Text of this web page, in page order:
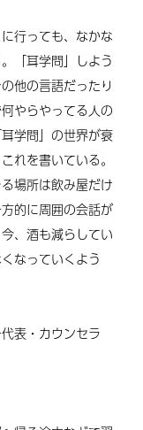
行っても、なかな
「耳学問」しよう
他の言語だったり
やらやってる人の
学問」の世界が衰
れを書いている。
場所は飲み屋だけ
的に周囲の会話が
、酒も減らしてい
なっていくよう
表・カウンセラ